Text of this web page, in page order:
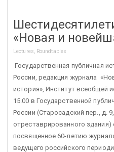
«Новая и
Lectures, Roundtables
Государственная публичная
России, редакция журнала
история», Институт всеобщей
15.00 в Государственной
России (Старосадский пер., д.
отреставрированного здания)
посвященное 60-летию
ведущего российского